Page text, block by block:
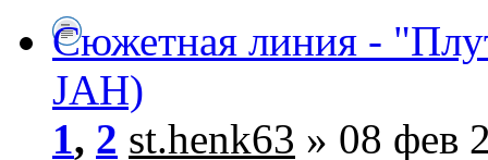
Сюжетная линия -
JAH)
1, 2 st.henk63 » 08 фев